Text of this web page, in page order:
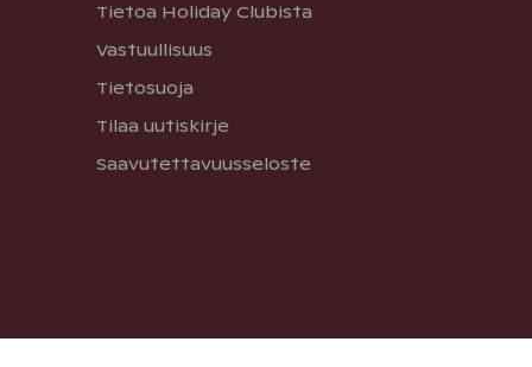
Tietoa Holiday Clubista
Vastuullisuus
Tietosuoja
Tilaa uutiskirje
Saavutettavuusseloste